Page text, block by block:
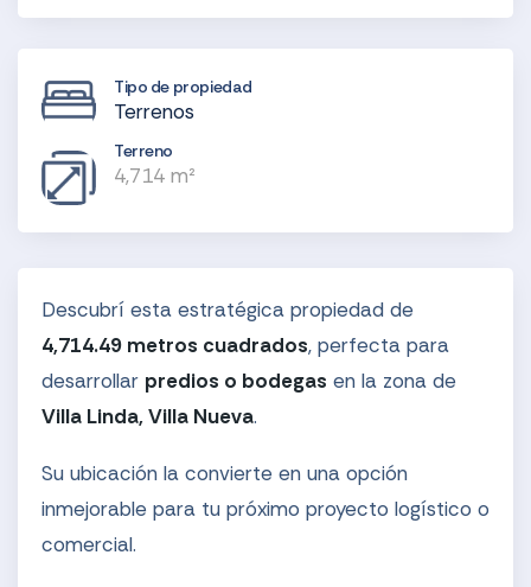
Tipo de propiedad
Terrenos
Terreno
4,714 m²
Descubrí esta estratégica propiedad de
4,714.49 metros cuadrados, perfecta para
desarrollar predios o bodegas en la zona de
Villa Linda, Villa Nueva.
Su ubicación la convierte en una opción
inmejorable para tu próximo proyecto logístico o
comercial.